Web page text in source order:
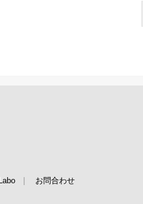
お問合わせ